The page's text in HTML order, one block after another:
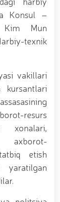
Milliy
bo‘lib
taʼminlandi
etildi //
shiori
hunar
xotirasi
harbiy
qoʻlga
uchun»
Qurolli
viloyatida
uchrashuvi
yoshlar
o‘tkazdi. //
moyil
Konsul –
Kim Mun
texnik
vakillari
kursantlari
resurs
xonalari,
etish
yaratilgan